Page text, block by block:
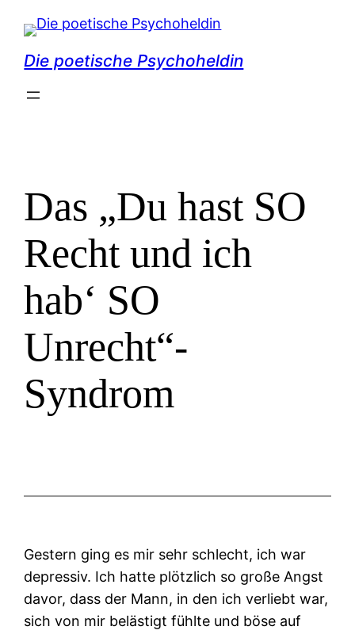
Inhalt
springen
Die poetische Psychoheldin
Das „Du hast SO
Recht und ich
hab‘ SO
Unrecht“-
Syndrom
Gestern ging es mir sehr schlecht, ich war
depressiv. Ich hatte plötzlich so große Angst
davor, dass der Mann, in den ich verliebt war,
sich von mir belästigt fühlte und böse auf